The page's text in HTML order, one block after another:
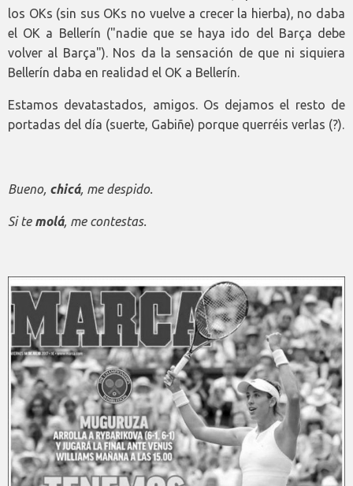
los OKs (sin sus OKs no vuelve a crecer la hierba), no daba
el OK a Bellerín ("nadie que se haya ido del Barça debe
volver al Barça"). Nos da la sensación de que ni siquiera
Bellerín daba en realidad el OK a Bellerín.
Estamos devatastados, amigos. Os dejamos el resto de
portadas del día (suerte, Gabiñe) porque querréis verlas (?).
Bueno, chicá, me despido.
Si te molá, me contestas.